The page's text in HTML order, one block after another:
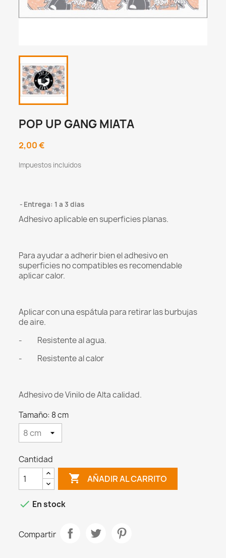
POP UP GANG MIATA
2,00 €
Impuestos incluidos
Entrega: 1 a 3 dias
Adhesivo aplicable en superficies planas.
Para ayudar a adherir bien el adhesivo en
superficies no compatibles es recomendable
aplicar calor.
Aplicar con una espátula para retirar las burbujas
de aire.
- Resistente al agua.
- Resistente al calor
Adhesivo de Vinilo de Alta calidad.
Tamaño: 8 cm
Cantidad
 AÑADIR AL CARRITO
 En stock
Compartir